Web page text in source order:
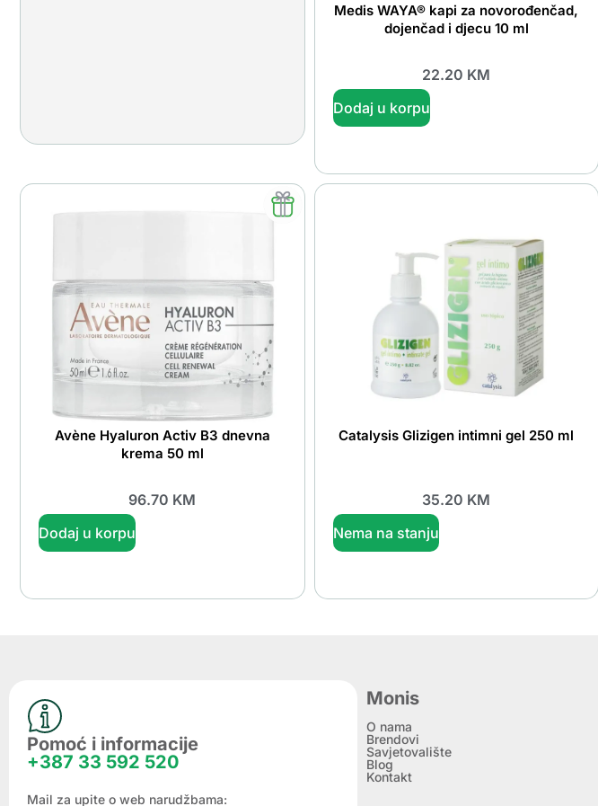
Medis WAYA® kapi za novorođenčad,
dojenčad i djecu 10 ml
22.20 KM
Dodaj u korpu
Avène Hyaluron Activ B3 dnevna
krema 50 ml
96.70 KM
Dodaj u korpu
Catalysis Glizigen intimni gel 250 ml
35.20 KM
Nema na stanju
Pomoć i informacije
+387 33 592 520
Mail za upite o web narudžbama:
Monis
O nama
Brendovi
Savjetovalište
Blog
Kontakt